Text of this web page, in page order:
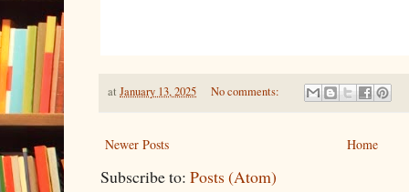
at January 13, 2025 No comments:
Newer Posts Home
Subscribe to: Posts (Atom)